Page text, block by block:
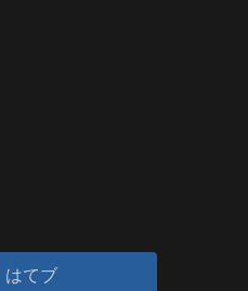
はてブ